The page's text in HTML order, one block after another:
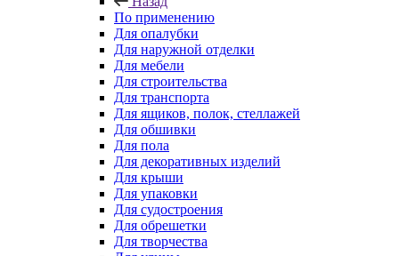
По применению
Для опалубки
Для наружной отделки
Для мебели
Для строительства
Для транспорта
Для ящиков, полок, стеллажей
Для обшивки
Для пола
Для декоративных изделий
Для крыши
Для упаковки
Для судостроения
Для обрешетки
Для творчества